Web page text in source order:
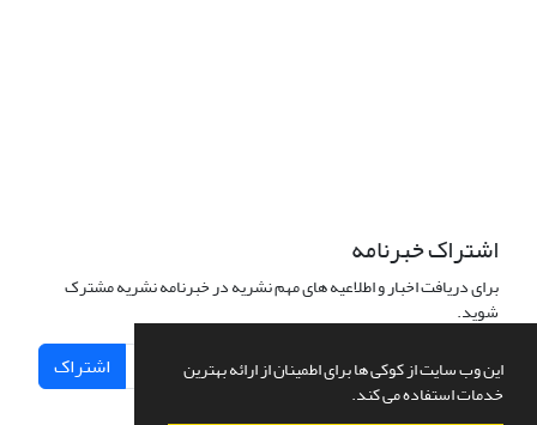
این وب سایت از کوکی ها برای اطمینان از ارائه بهترین
خدمات استفاده می کند.
اشتراک خبرنامه
برای دریافت اخبار و اطلاعیه های مهم نشریه در خبرنامه نشریه مشترک
شوید.
اشتراک